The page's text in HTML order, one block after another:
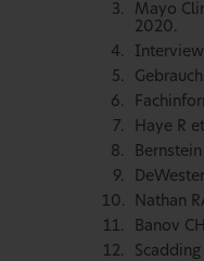
Mayo
2020.
Interview
Haye R
Nathan
Banov
Scadding